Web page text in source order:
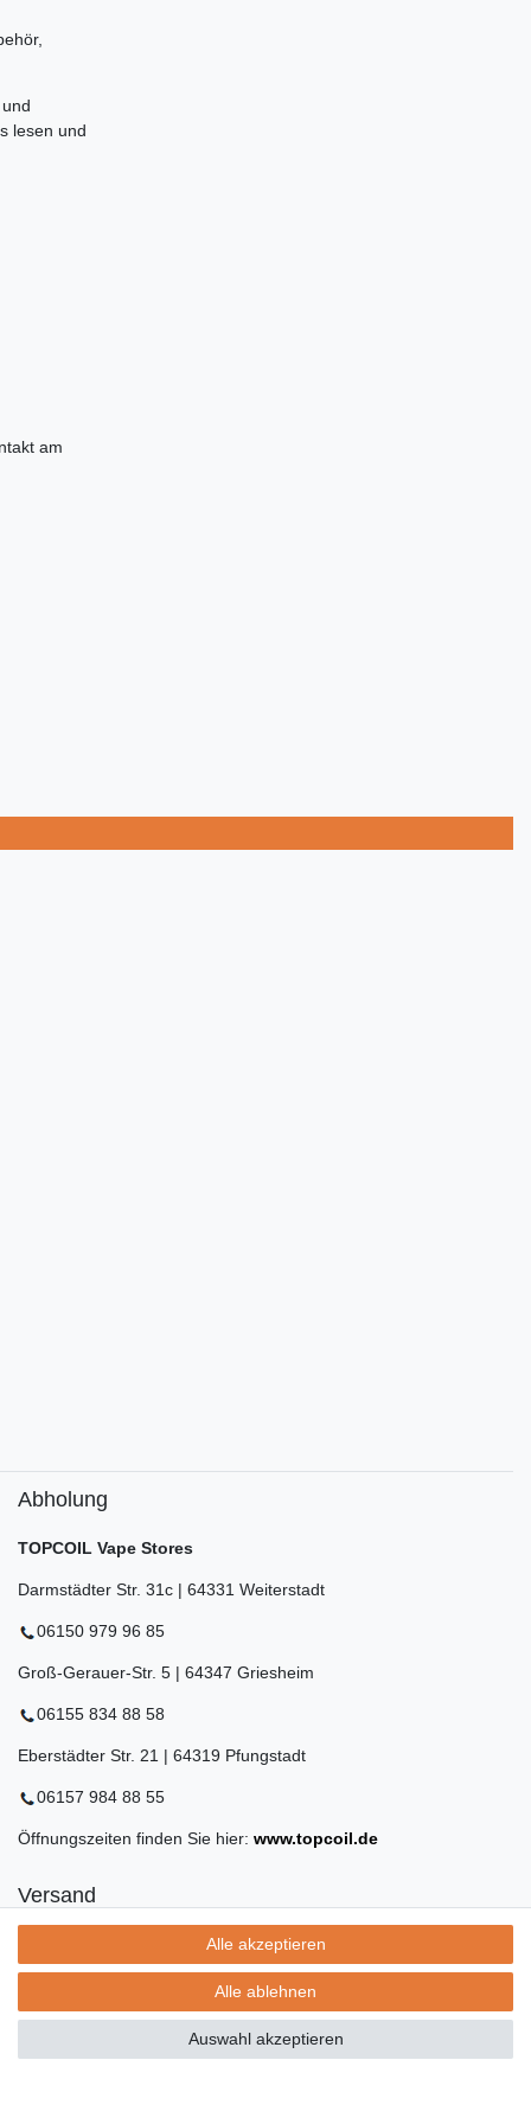
lesen und
am
Abholung
TOPCOIL Vape Stores
Darmstädter Str. 31c | 64331 Weiterstadt
06150 979 96 85
Groß-Gerauer-Str. 5 | 64347 Griesheim
06155 834 88 58
Eberstädter Str. 21 | 64319 Pfungstadt
06157 984 88 55
Öffnungszeiten finden Sie hier: www.topcoil.de
Versand
Versandinformation
- kostenfrei ab 39€ Warenwert
- nur innerhalb Deutschlands
Alle akzeptieren
Alle ablehnen
Auswahl akzeptieren